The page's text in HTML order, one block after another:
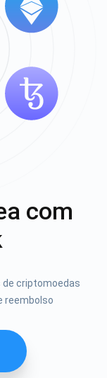
com
de criptomoedas
reembolso